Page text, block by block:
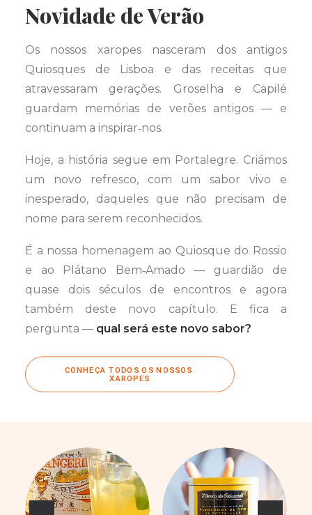
Novidade de Verão
Os nossos xaropes nasceram dos antigos
Quiosques de Lisboa e das receitas que
atravessaram gerações. Groselha e Capilé
guardam memórias de verões antigos — e
continuam a inspirar‑nos.
Hoje, a história segue em Portalegre. Criámos
um novo refresco, com um sabor vivo e
inesperado, daqueles que não precisam de
nome para serem reconhecidos.
É a nossa homenagem ao Quiosque do Rossio
e ao Plátano Bem‑Amado — guardião de
quase dois séculos de encontros e agora
também deste novo capítulo. E fica a
pergunta — qual será este novo sabor?
CONHEÇA TODOS OS NOSSOS
XAROPES